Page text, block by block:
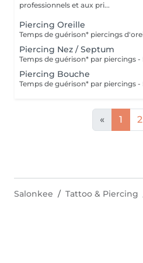
professionnels et aux pri...
Piercing Oreille
Piercing Nez / Septum
Piercing Bouche
« 1 2
Salonkee Tattoo & Piercing